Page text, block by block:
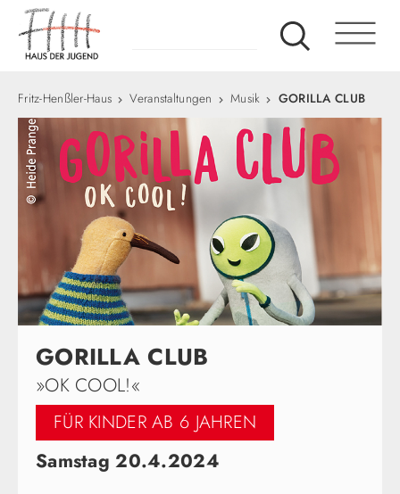
Fritz-Henßler-Haus Veranstaltungen Musik GORILLA CLUB
GORILLA CLUB
»OK COOL!«
FÜR KINDER AB 6 JAHREN
Samstag 20.4.2024